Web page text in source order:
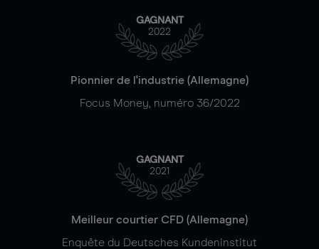
GAGNANT
2022
Pionnier de l'industrie (Allemagne)
Focus Money, numéro 36/2022
GAGNANT
2021
Meilleur courtier CFD (Allemagne)
Enquête du Deutsches Kundeninstitut